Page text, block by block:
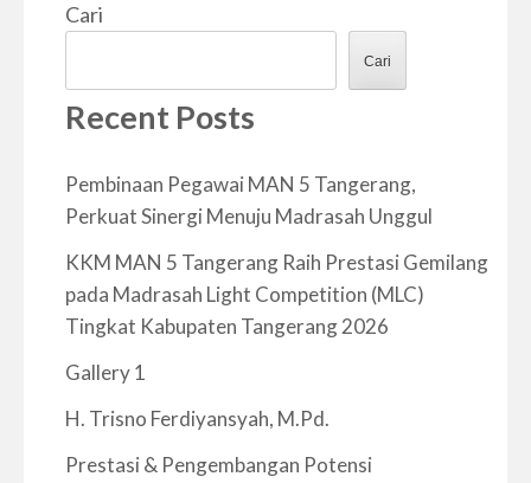
Cari
Cari
Recent Posts
Pembinaan Pegawai MAN 5 Tangerang,
Perkuat Sinergi Menuju Madrasah Unggul
KKM MAN 5 Tangerang Raih Prestasi Gemilang
pada Madrasah Light Competition (MLC)
Tingkat Kabupaten Tangerang 2026
Gallery 1
H. Trisno Ferdiyansyah, M.Pd.
Prestasi & Pengembangan Potensi